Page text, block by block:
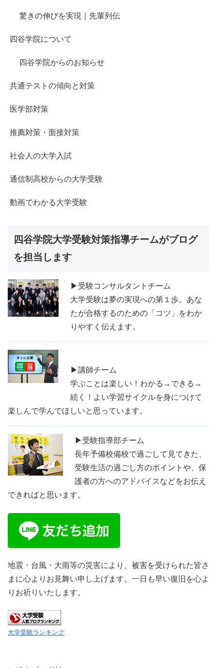
驚きの伸びを実現｜先輩列伝
四谷学院について
四谷学院からのお知らせ
共通テストの傾向と対策
医学部対策
推薦対策・面接対策
社会人の大学入試
通信制高校からの大学受験
動画でわかる大学受験
四谷学院大学受験対策指導チームがブログ
を担当します
▶受験コンサルタントチーム
大学受験は夢の実現への第１歩。あな
たが合格するのための「コツ」をわか
りやすく伝えます。
▶講師チーム
学ぶことは楽しい！わかる→できる→
続く！よい学習サイクルを身につけて
楽しんで学んでほしいと思っています。
▶受験指導部チーム
長年予備校備校で過ごして見てきた、
受験生活の過ごし方のポイントや、保
護者の方へのアドバイスなどをお伝え
できればと思います。
地震・台風・大雨等の災害により、被害を受けられた皆さ
まに心よりお見舞い申し上げます。一日も早い復旧を心よ
りお祈りいたします。
大学受験ランキング